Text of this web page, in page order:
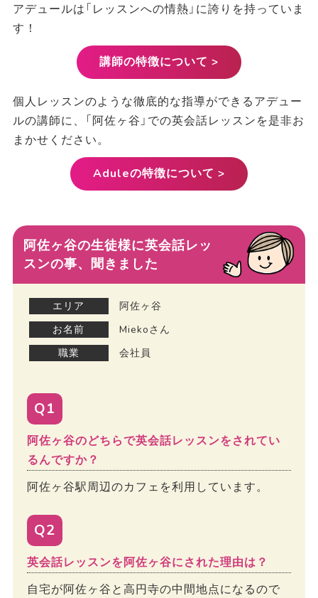
アデュールは「レッスンへの情熱」に誇りを持っていま
す！
講師の特徴について >
個人レッスンのような徹底的な指導ができるアデュー
ルの講師に、「阿佐ヶ谷」での英会話レッスンを是非お
まかせください。
Aduleの特徴について >
阿佐ヶ谷の生徒様に英会話レッ
スンの事、聞きました
エリア
阿佐ヶ谷
お名前
Miekoさん
職業
会社員
Q1
阿佐ヶ谷のどちらで英会話レッスンをされてい
るんですか？
阿佐ヶ谷駅周辺のカフェを利用しています。
Q2
英会話レッスンを阿佐ヶ谷にされた理由は？
自宅が阿佐ヶ谷と高円寺の中間地点になるので